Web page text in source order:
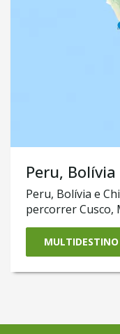
Peru, Bolívia
Peru, Bolívia e
percorrer Cusco,
Titicaca, La Paz,
Atacama,
Santiago do
Valparaíso
MULTIDESTINO